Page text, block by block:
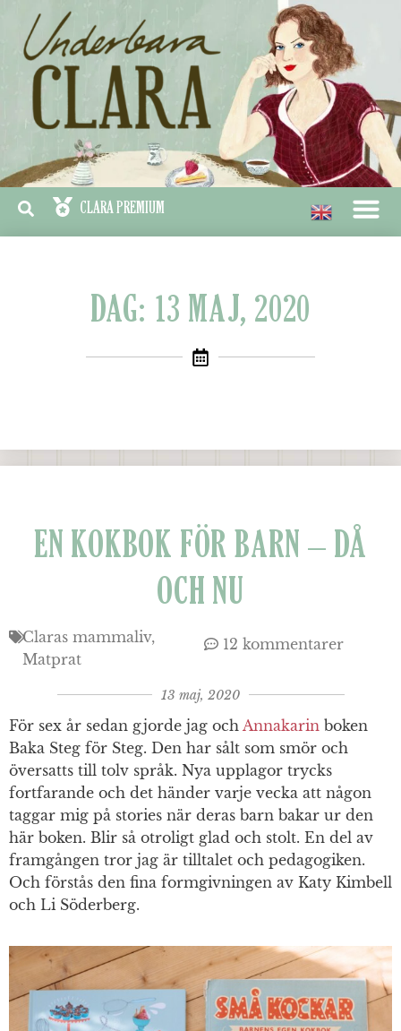
DAG: 13 MAJ, 2020
EN KOKBOK FÖR BARN – DÅ
OCH NU
Claras mammaliv
Matprat
12 kommentarer
13 maj, 2020
För sex år sedan gjorde jag och Annakarin boken
Baka Steg för Steg. Den har sålt som smör och
översatts till tolv språk. Nya upplagor trycks
fortfarande och det händer varje vecka att någon
taggar mig på stories när deras barn bakar ur den
här boken. Blir så otroligt glad och stolt. En del av
framgången tror jag är tilltalet och pedagogiken.
Och förstås den fina formgivningen av Katy Kimbell
och Li Söderberg.